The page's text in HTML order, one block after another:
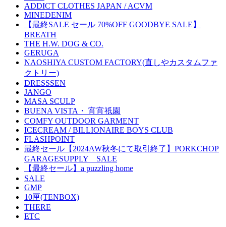
ADDICT CLOTHES JAPAN / ACVM
MINEDENIM
【最終SALE セール 70%OFF GOODBYE SALE】
BREATH
THE H.W. DOG & CO.
GERUGA
NAOSHIYA CUSTOM FACTORY(直しやカスタムファ
クトリー)
DRESSSEN
JANGO
MASA SCULP
BUENA VISTA・ 宵宵祇園
COMFY OUTDOOR GARMENT
ICECREAM / BILLIONAIRE BOYS CLUB
FLASHPOINT
最終セール【2024AW秋冬にて取引終了】PORKCHOP
GARAGESUPPLY SALE
【最終セール】a puzzling home
SALE
GMP
10匣(TENBOX)
THERE
ETC